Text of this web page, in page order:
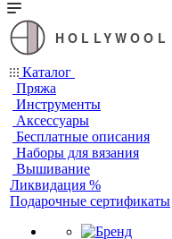
HOLLYWOOL
Каталог
Пряжа
Инструменты
Аксессуары
Бесплатные описания
Наборы для вязания
Вышивание
Ликвидация %
Подарочные сертификаты